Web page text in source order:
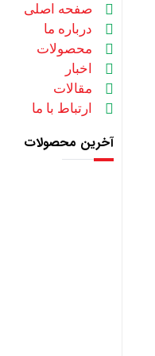
صفحه اصلی
درباره ما
محصولات
اخبار
مقالات
ارتباط با ما
آخرین محصولات